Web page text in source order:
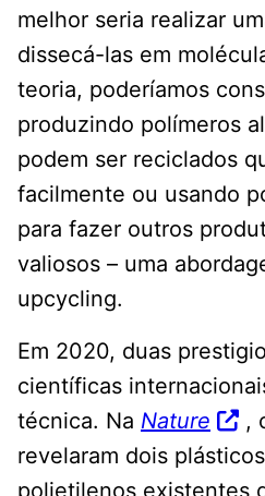
melhor seria realizar
dissecá-las em
teoria, poderíamos
produzindo polímeros
podem ser reciclados
facilmente ou usando
para fazer outros
valiosos – uma
upcycling.
Em 2020, duas
científicas
técnica. Na Nature
,
revelaram dois
polietilenos existentes